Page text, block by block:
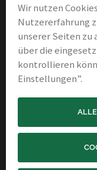
Anleitung Nassrasur
Verbände
Links & Partner
Wir nutzen
Nutzererfahrung
unserer Seiten zu
über die
kontrollieren
Einstellungen”.